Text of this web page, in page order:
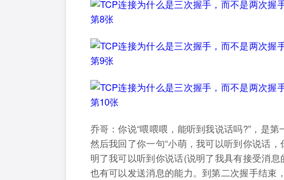
乔哥：你说“喂喂喂，能听到我说话吗?”，是
然后我回了你一句“小萌，我可以听到你说话
明了我可以听到你说话(说明了我具有接受消
也有可以发送消息的能力。到第二次握手结束